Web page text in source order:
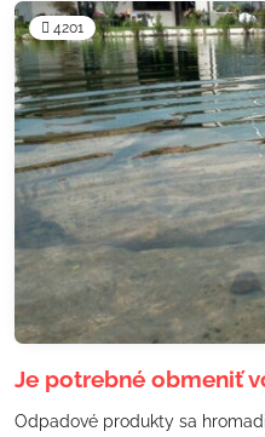
4201
Je potrebné obmeniť
Odpadové produkty sa